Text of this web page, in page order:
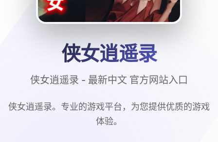
侠女逍遥录
侠女逍遥录 - 最新中文 官方网站入口
侠女逍遥录。专业的游戏平台，为您提供优质的游戏
体验。